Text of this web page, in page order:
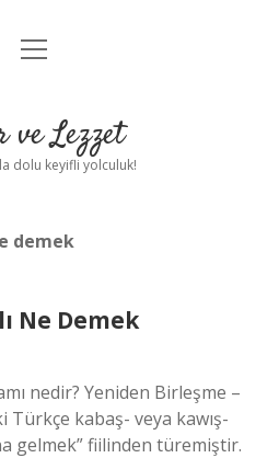
Anasayfa
Uyarı
menüyü
ve Lezzet
dolu keyifli yolculuk!
demek
Ne Demek
nedir? Yeniden Birleşme –
Türkçe kabaş- veya kawış-
gelmek” fiilinden türemiştir.